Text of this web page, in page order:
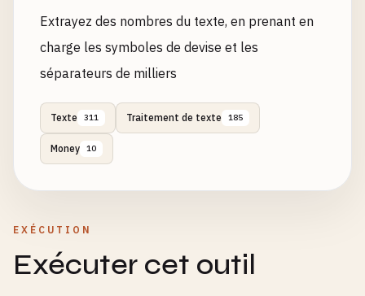
Extrayez des nombres du texte, en prenant en
charge les symboles de devise et les
séparateurs de milliers
Texte 311 Traitement de texte 185
Money 10
EXÉCUTION
Exécuter cet outil